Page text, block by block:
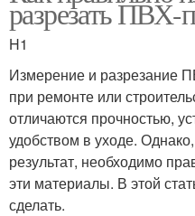
разрезать ПВХ-
H1
Измерение и разрезание
при ремонте или
отличаются прочностью,
удобством в уходе.
результат, необходимо
эти материалы. В этой
сделать.